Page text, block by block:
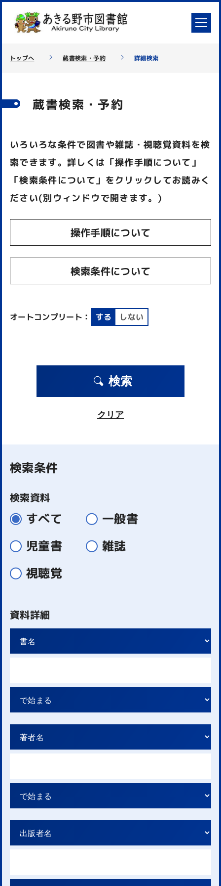
トップへ 蔵書検索・予約 詳細検索
蔵書検索・予約
いろいろな条件で図書や雑誌・視聴覚資料を検
索できます。詳しくは「操作手順について」
「検索条件について」をクリックしてお読みく
ださい(別ウィンドウで開きます。)
操作手順について
検索条件について
オートコンプリート： する しない
検索
クリア
検索条件
検索資料
すべて
一般書
児童書
雑誌
視聴覚
資料詳細